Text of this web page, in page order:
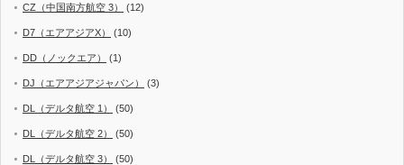
CZ（中国南方航空 3） (12)
D7（エアアジアX） (10)
DD（ノックエア） (1)
DJ（エアアジアジャパン） (3)
DL（デルタ航空 1） (50)
DL（デルタ航空 2） (50)
DL（デルタ航空 3） (50)